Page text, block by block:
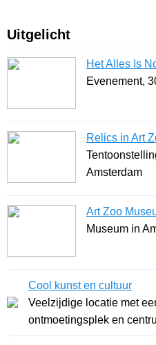
Uitgelicht
Het Alles Is
Evenement,
Relics in Art
Amsterdam
Art Zoo
Museum in
Cool kunst en cultuur
Veelzijdige locatie met
ontmoetingsplek en